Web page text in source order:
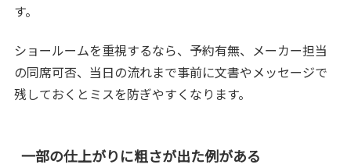
す。
ショールームを重視するなら、予約有無、メーカー担当
の同席可否、当日の流れまで事前に文書やメッセージで
残しておくとミスを防ぎやすくなります。
一部の仕上がりに粗さが出た例がある